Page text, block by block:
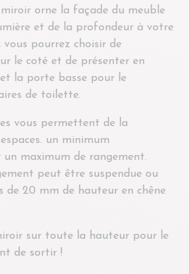
orne la façade du meuble
et de la profondeur à votre
vous pourrez choisir de
le coté et de présenter en
la porte basse pour le
de toilette.
vous permettent de la
un minimum
maximum de rangement.
peut être suspendue ou
de 20 mm de hauteur en chêne
sur toute la hauteur pour le
de sortir !